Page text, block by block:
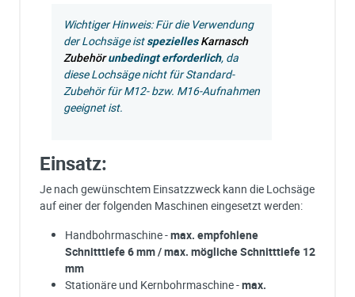
Wichtiger Hinweis: Für die Verwendung
der Lochsäge istspeziellesKarnasch
Zubehörunbedingt erforderlich, da
diese Lochsäge nicht für Standard-
Zubehör für M12- bzw. M16-Aufnahmen
geeignet ist.
Einsatz:
Je nach gewünschtem Einsatzzweck kann die Lochsäge
auf einer der folgenden Maschinen eingesetzt werden:
Handbohrmaschine -max. empfohlene
Schnitttiefe 6 mm / max. mögliche Schnitttiefe 12
mm
Stationäre und Kernbohrmaschine -max.